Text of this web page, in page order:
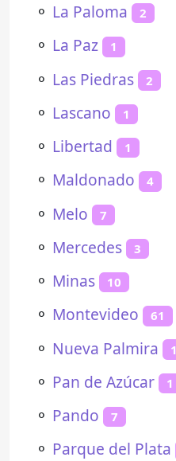
⚬ La Paloma 2
⚬ La Paz 1
⚬ Las Piedras 2
⚬ Lascano 1
⚬ Libertad 1
⚬ Maldonado 4
⚬ Melo 7
⚬ Mercedes 3
⚬ Minas 10
⚬ Montevideo 61
⚬ Nueva Palmira 1
⚬ Pan de Azúcar 1
⚬ Pando 7
⚬ Parque del Plata